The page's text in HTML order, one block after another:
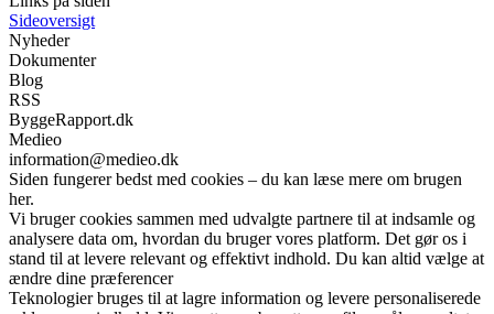
Sideoversigt
Nyheder
Dokumenter
Blog
RSS
ByggeRapport.dk
Medieo
information@medieo.dk
Siden fungerer bedst med cookies – du kan læse mere om brugen
her.
Vi bruger cookies sammen med udvalgte partnere til at indsamle og
analysere data om, hvordan du bruger vores platform. Det gør os i
stand til at levere relevant og effektivt indhold. Du kan altid vælge at
ændre dine præferencer
Teknologier bruges til at lagre information og levere personaliserede